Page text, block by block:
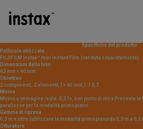
Specifiche del prodotto
Pellicola utilizzata
FUJIFILM instax™ mini Instant Film (venduta separatamente)
Dimensioni della foto
62 mm × 46 mm
Obiettivo
2 componenti, 2 elementi, f = 60 mm,1:12,7
Mirino
Mirino a immagine reale, 0,37×, con punto di mira Presenta
parallasse per la modalità primo piano
Gamma di ripresa
0,3 m e oltre (utilizzare la modalità primo piano da 0,3 m a 0,5
Otturatore